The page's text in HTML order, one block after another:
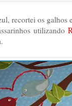
recortei os
utilizando